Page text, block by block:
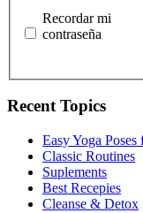
Recordar mi
contraseña
Recent Topics
Easy Yoga
Classic Routines
Suplements
Best Recepies
Cleanse & Detox